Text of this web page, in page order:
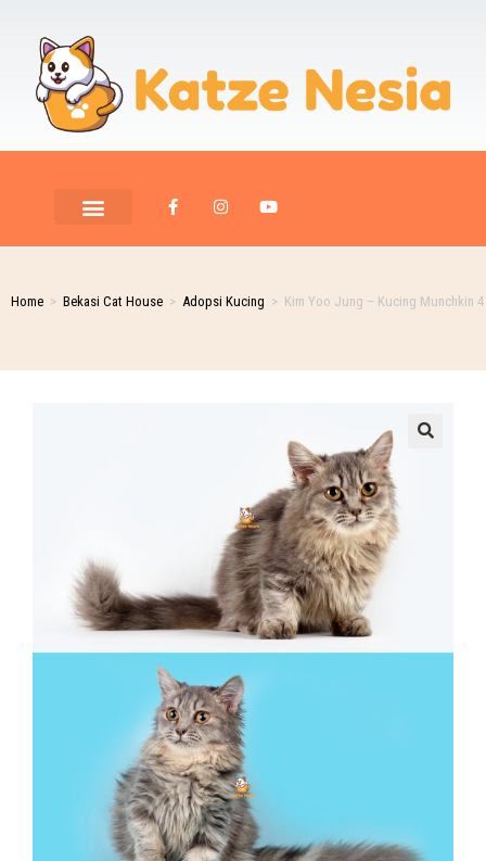
Home > Bekasi Cat House > Adopsi Kucing > Kim Yoo Jung – Kucing Munchkin